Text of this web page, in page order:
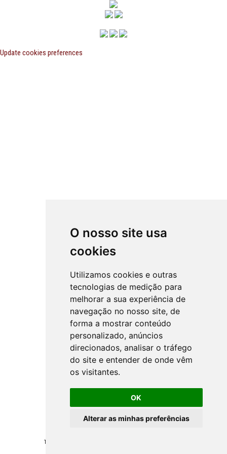
O nosso site usa
cookies
Utilizamos cookies e outras
tecnologias de medição para
melhorar a sua experiência de
navegação no nosso site, de
forma a mostrar conteúdo
personalizado, anúncios
direcionados, analisar o tráfego
do site e entender de onde vêm
os visitantes.
OK
Alterar as minhas preferências
Todos los derechos reservados ©
Update cookies preferences